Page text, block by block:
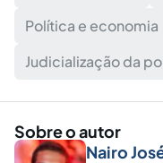
Política e economia
Judicialização da
Sobre o autor
Nairo